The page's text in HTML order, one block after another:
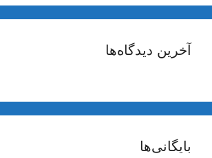
آخرین دیدگاه‌ها
بایگانی‌ها